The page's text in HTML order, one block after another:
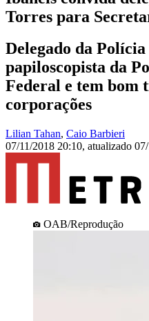
Torres para
Delegado da
papiloscopista da
Federal e tem bom
corporações
Lilian Tahan, Caio Barbieri
07/11/2018 20:10, atualizado
OAB/Reprodução